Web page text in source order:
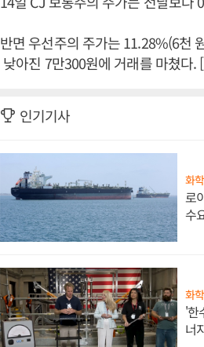
반면 우선주의 주가는 11.28%(6천
낮아진 7만300원에 거래를 마쳤다
인기기사
화
로
수
화
'한
너